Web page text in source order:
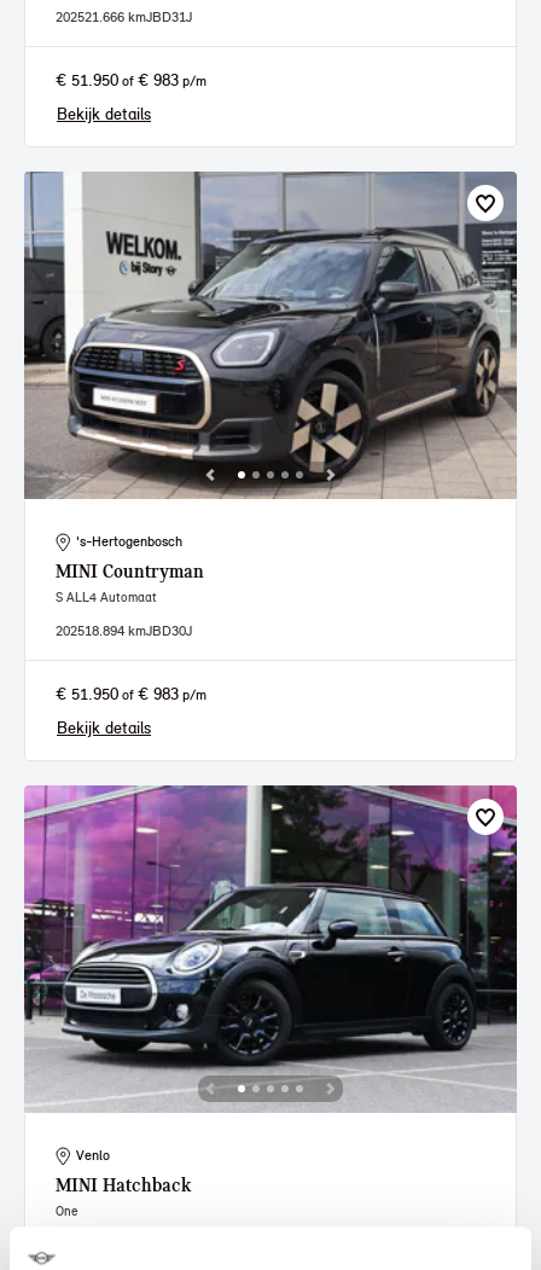
202521.666 kmJBD31J
€ 51.950 of € 983 p/m
Bekijk details
's-Hertogenbosch
MINI Countryman
S ALL4 Automaat
202518.894 kmJBD30J
€ 51.950 of € 983 p/m
Bekijk details
Venlo
MINI Hatchback
One